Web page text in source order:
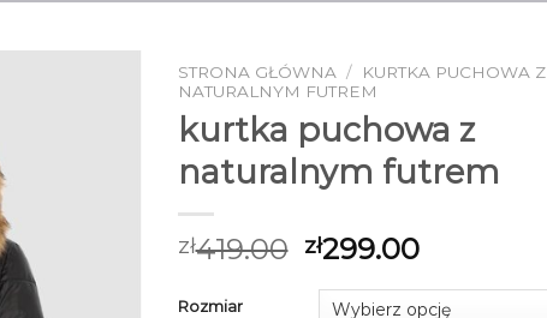
STRONA GŁÓWNA /
KURTKA PUCHOWA Z
NATURALNYM FUTREM
kurtka puchowa z
naturalnym futrem
zł419.00 zł299.00
Rozmiar